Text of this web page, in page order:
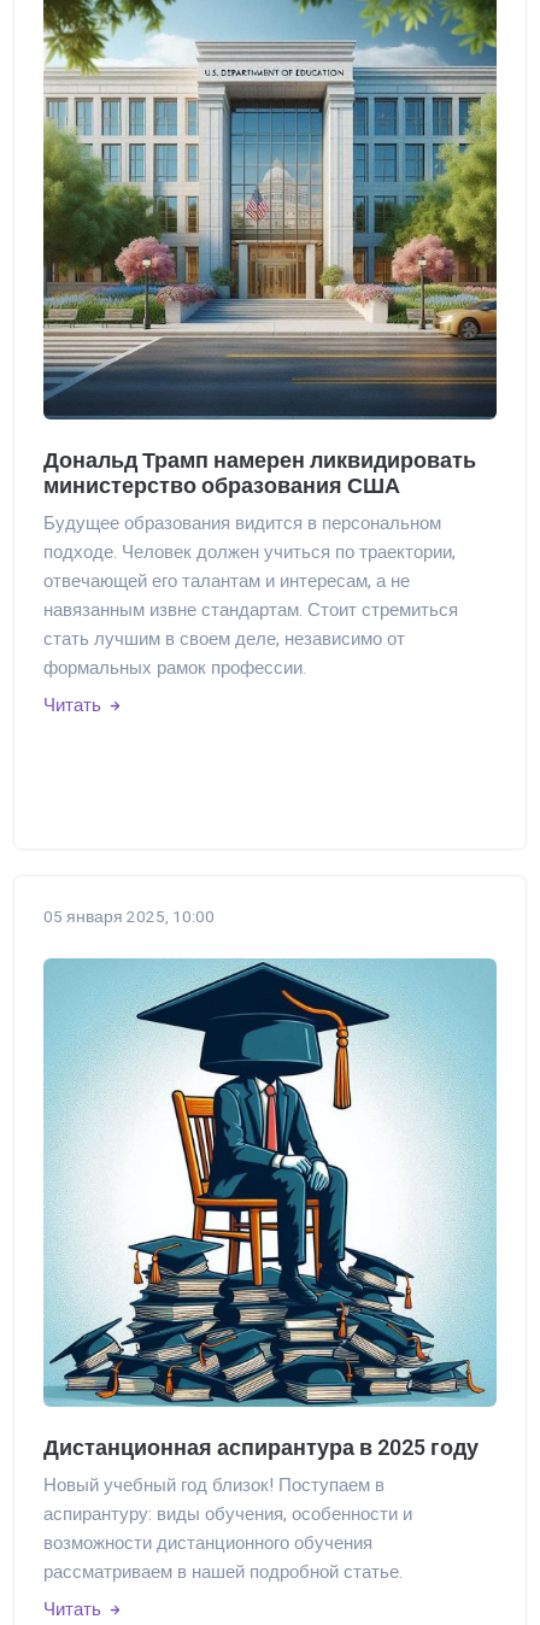
Дональд Трамп намерен ликвидировать
министерство образования США
Будущее образования видится в персональном
подходе. Человек должен учиться по траектории,
отвечающей его талантам и интересам, а не
навязанным извне стандартам. Стоит стремиться
стать лучшим в своем деле, независимо от
формальных рамок профессии.
Читать
05 января 2025, 10:00
Дистанционная аспирантура в 2025 году
Новый учебный год близок! Поступаем в
аспирантуру: виды обучения, особенности и
возможности дистанционного обучения
рассматриваем в нашей подробной статье.
Читать